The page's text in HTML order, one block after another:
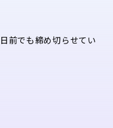
でも締め切らせてい